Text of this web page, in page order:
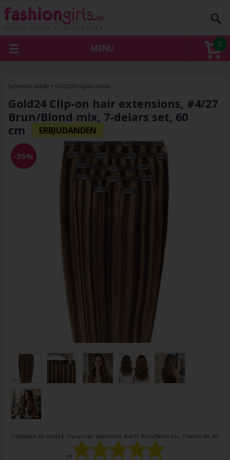
0
MENU
Syntetiskt löshår» GOLD24 clip-on löshår
Gold24 Clip-on hair extensions, #4/27
Brun/Blond mix, 7-delars set, 60
cm
-35%
Omdömen för Gold24 Clip-on hair extensions, #4/27 Brun/Blond mix, 7-delars set, 60
cm